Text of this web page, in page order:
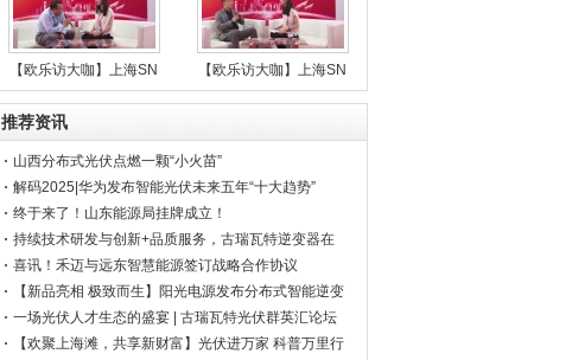
【欧乐访大咖】上海SN 【欧乐访大咖】上海SN
推荐资讯
山西分布式光伏点燃一颗“小火苗”
解码2025|华为发布智能光伏未来五年“十大趋势”
终于来了！山东能源局挂牌成立！
持续技术研发与创新+品质服务，古瑞瓦特逆变器在
各类场景广泛应用
喜讯！禾迈与远东智慧能源签订战略合作协议
【新品亮相 极致而生】阳光电源发布分布式智能逆变
器引领市场潮流
一场光伏人才生态的盛宴 | 古瑞瓦特光伏群英汇论坛
完美上线
【欢聚上海滩，共享新财富】光伏进万家 科普万里行